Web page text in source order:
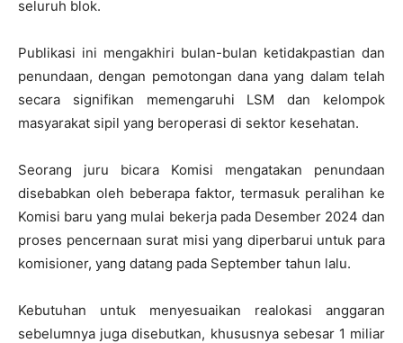
seluruh blok.
Publikasi ini mengakhiri bulan-bulan ketidakpastian dan
penundaan, dengan pemotongan dana yang dalam telah
secara signifikan memengaruhi LSM dan kelompok
masyarakat sipil yang beroperasi di sektor kesehatan.
Seorang juru bicara Komisi mengatakan penundaan
disebabkan oleh beberapa faktor, termasuk peralihan ke
Komisi baru yang mulai bekerja pada Desember 2024 dan
proses pencernaan surat misi yang diperbarui untuk para
komisioner, yang datang pada September tahun lalu.
Kebutuhan untuk menyesuaikan realokasi anggaran
sebelumnya juga disebutkan, khususnya sebesar 1 miliar